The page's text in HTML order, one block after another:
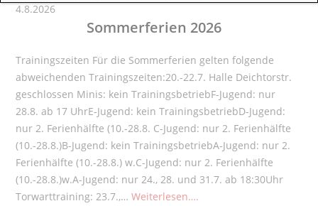
4.8.2026
Sommerferien 2026
Trainingszeiten Für die Sommerferien gelten folgende
abweichenden Trainingszeiten:20.-22.7. Halle Deichtorstr.
geschlossen Minis: kein TrainingsbetriebF-Jugend: nur
28.8. ab 17 UhrE-Jugend: kein TrainingsbetriebD-Jugend:
nur 2. Ferienhälfte (10.-28.8. C-Jugend: nur 2. Ferienhälfte
(10.-28.8.)B-Jugend: kein TrainingsbetriebA-Jugend: nur 2.
Ferienhälfte (10.-28.8.) w.C-Jugend: nur 2. Ferienhälfte
(10.-28.8.)w.A-Jugend: nur 24., 28. und 31.7. ab 18:30Uhr
Torwarttraining: 23.7.,… Weiterlesen….